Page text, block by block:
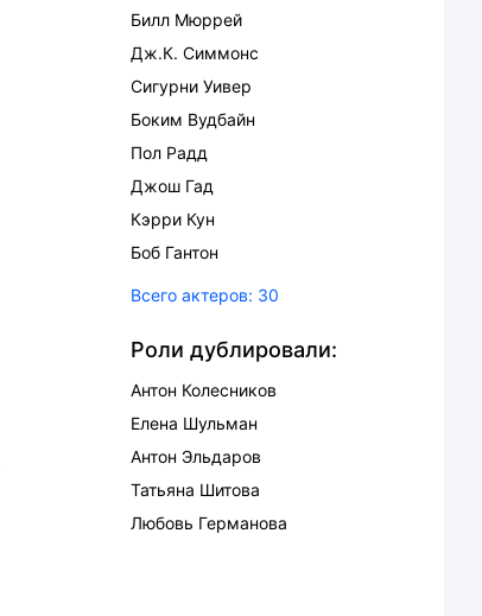
Билл Мюррей
Дж.К. Симмонс
Сигурни Уивер
Боким Вудбайн
Пол Радд
Джош Гад
Кэрри Кун
Боб Гантон
Всего актеров: 30
Роли дублировали:
Антон Колесников
Елена Шульман
Антон Эльдаров
Татьяна Шитова
Любовь Германова